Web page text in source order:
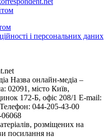
і персональних даних
Назва онлайн-медіа –
02091, місто Київ,
172-Б, офіс 208/1 E-mail:
Телефон: 044-205-43-00
06068
розміщених на
посилання на